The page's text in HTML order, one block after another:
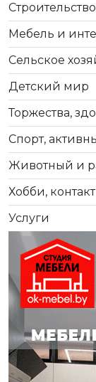
Мебель и
Сельское
Детский мир
Торжества,
Спорт,
Животный и
Хобби,
Услуги